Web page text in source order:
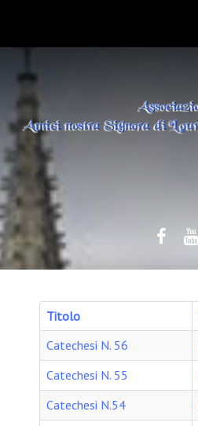
Titolo
Catechesi N. 56
Catechesi N. 55
Catechesi N.54